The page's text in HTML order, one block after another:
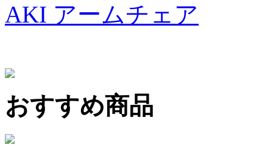
AKI アームチェア
おすすめ商品